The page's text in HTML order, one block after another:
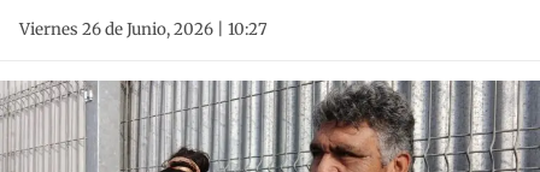
Viernes 26 de Junio, 2026 | 10:27